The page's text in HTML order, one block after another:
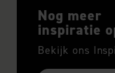
Nog meer
inspiratie
Bekijk ons